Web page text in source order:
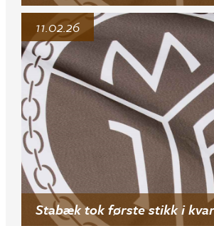
Stabæk tok første stikk i
11.02.26